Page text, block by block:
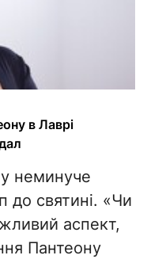
в Лаврі
неминуче
до святині. «Чи
аспект,
Пантеону